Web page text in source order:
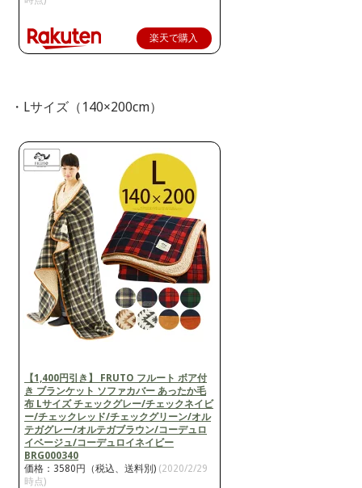
楽天で購入
・Lサイズ（140×200cm）
【1,400円引き】 FRUTO フルート ボア付
き ブランケット ソファカバー あったか毛
布 Lサイズ チェックグレー/チェックネイビ
ー/チェックレッド/チェックグリーン/オル
テガグレー/オルテガブラウン/コーデュロ
イベージュ/コーデュロイネイビー
BRG000340
価格：3580円（税込、送料別) (2020/2/29
時点)